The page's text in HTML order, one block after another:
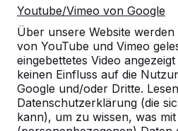
Youtube/Vimeo von Google
Über unsere Website
von YouTube und Vimeo
eingebettetes Video
keinen Einfluss auf die
Google und/oder Dritte.
Datenschutzerklärung (die
kann), um zu wissen, was
Kollegium des OSZ
bei Ihnen für die
Abwicklung und Lieferung
bedanken.
Unsere Schüler sind
dass das Wetter in Berlin
Verweilen einlädt. Sobald es